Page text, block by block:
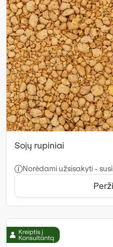
Sojų rupiniai
Norėdami užsisakyti -